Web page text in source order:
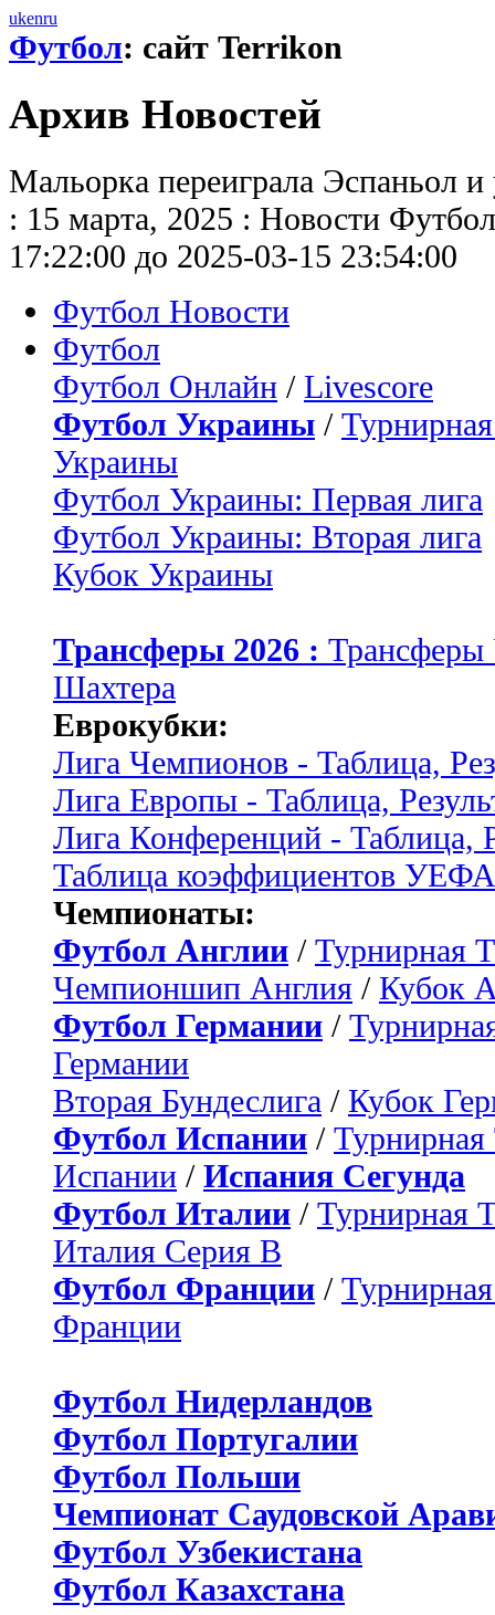
ukenru
Футбол: сайт Terrikon
Архив Новостей
Мальорка переиграла Эспаньол
: 15 марта, 2025 : Новости
17:22:00 до 2025-03-15 23:54:00
Футбол Новости
Футбол
Футбол Онлайн / Livescore
Футбол Украины /
Украины
Футбол Украины: Первая лига
Футбол Украины: Вторая лига
Кубок Украины
Трансферы 2026 :
Шахтера
Еврокубки:
Лига Чемпионов - Таблица,
Лига Европы - Таблица,
Лига Конференций - Таблица,
Таблица коэффициентов УЕФА
Чемпионаты:
Футбол Англии / Турнирная
Чемпионшип Англия / Кубок
Футбол Германии /
Германии
Вторая Бундеслига / Кубок
Футбол Испании / Турнирная
Испании / Испания Сегунда
Футбол Италии / Турнирная
Италия Серия B
Футбол Франции /
Франции
Футбол Нидерландов
Футбол Португалии
Футбол Польши
Чемпионат Саудовской
Футбол Узбекистана
Футбол Казахстана